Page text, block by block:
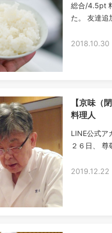
総合/4.5pt
た。 友達追
2018.10.30
【京味（
料理人
LINE公式
２６日、
2019.12.22